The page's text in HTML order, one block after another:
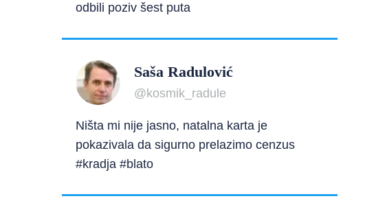
odbili poziv šest puta
Saša Radulović
@kosmik_radule
Ništa mi nije jasno, natalna karta je
pokazivala da sigurno prelazimo cenzus
#kradja #blato